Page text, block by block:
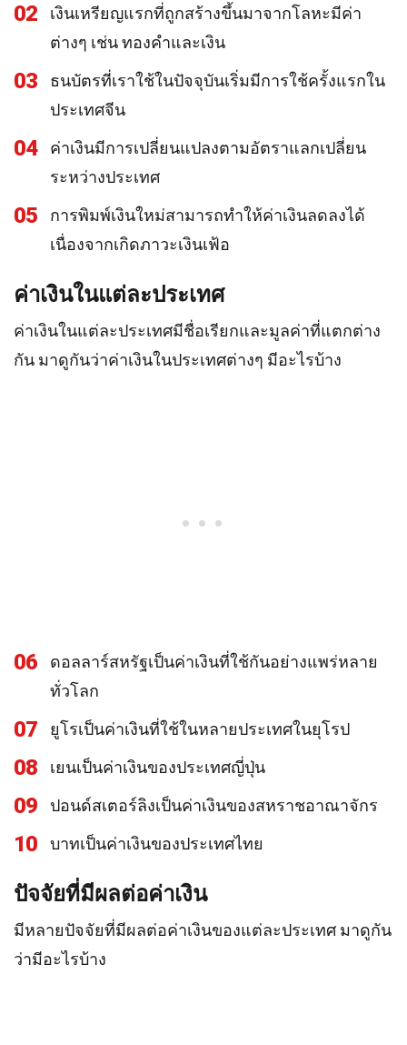
02
เงินเหรียญแรกที่ถูกสร้างขึ้นมาจากโลหะมีค่า
ต่างๆ เช่น ทองคำและเงิน
03
ธนบัตรที่เราใช้ในปัจจุบันเริ่มมีการใช้ครั้งแรกใน
ประเทศจีน
04
ค่าเงินมีการเปลี่ยนแปลงตามอัตราแลกเปลี่ยน
ระหว่างประเทศ
05
การพิมพ์เงินใหม่สามารถทำให้ค่าเงินลดลงได้
เนื่องจากเกิดภาวะเงินเฟ้อ
ค่าเงินในแต่ละประเทศ
ค่าเงินในแต่ละประเทศมีชื่อเรียกและมูลค่าที่แตกต่าง
กัน มาดูกันว่าค่าเงินในประเทศต่างๆ มีอะไรบ้าง
06
ดอลลาร์สหรัฐเป็นค่าเงินที่ใช้กันอย่างแพร่หลาย
ทั่วโลก
07 ยูโรเป็นค่าเงินที่ใช้ในหลายประเทศในยุโรป
08 เยนเป็นค่าเงินของประเทศญี่ปุ่น
09 ปอนด์สเตอร์ลิงเป็นค่าเงินของสหราชอาณาจักร
10 บาทเป็นค่าเงินของประเทศไทย
ปัจจัยที่มีผลต่อค่าเงิน
มีหลายปัจจัยที่มีผลต่อค่าเงินของแต่ละประเทศ มาดูกัน
ว่ามีอะไรบ้าง